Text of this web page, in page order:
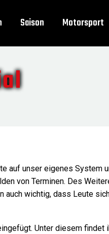
Saison Motorsport
auf unser eigenes
von Terminen. Des
wichtig, dass Leute
Unter diesem